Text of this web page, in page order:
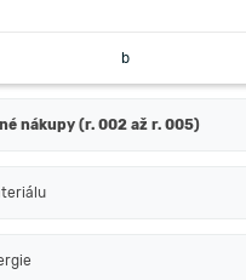
b
nákupy (r. 002 až r. 005)